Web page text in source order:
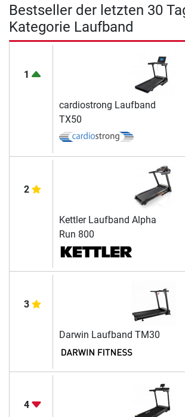
Bestseller der letzten 30
Kategorie Laufband
1
cardiostrong Laufband
TX50
2
Kettler Laufband Alpha
Run 800
3
Darwin Laufband TM30
4